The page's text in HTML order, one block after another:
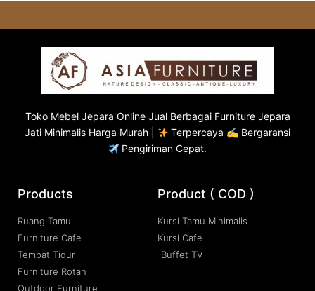
Toko Mebel Jepara Online Jual Berbagai Furniture Jepara
Jati Minimalis Harga Murah |
Terpercaya ✍ Bergaransi
Pengiriman Cepat.
Products
Ruang Tamu
Furniture Cafe
Tempat Tidur
Furniture Rotan
Outdoor Furniture
Product ( COD )
Kursi Tamu Minimalis
Kursi Cafe
Buffet TV